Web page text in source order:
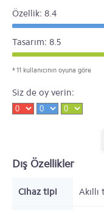
Özellik: 8.4
Tasarım: 8.5
* 11 kullanıcının oyuna göre
Siz de oy verin:
Dış Özellikler
Cihaz tipi